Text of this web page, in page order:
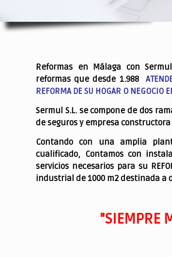
Reformas en Málaga con
reformas que desde 1.988
REFORMA DE SU HOGAR O NEGOCIO
Sermul S.L. se compone de dos
de seguros y empresa
Contando con una amplia
cualificado, Contamos con
servicios necesarios para su
industrial de 1000 m2 destinada a
"SIEMPRE